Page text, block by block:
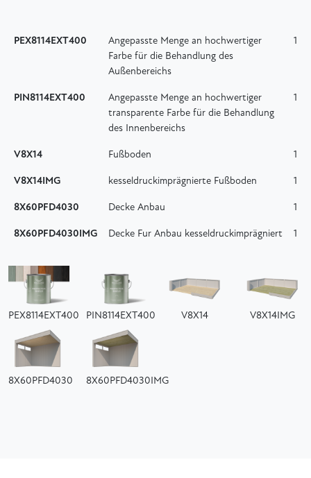
PEX8114EXT400
Angepasste Menge an hochwertiger
Farbe für die Behandlung des
Außenbereichs
1
PIN8114EXT400
Angepasste Menge an hochwertiger
transparente Farbe für die Behandlung
des Innenbereichs
1
V8X14 Fußboden 1
V8X14IMG kesseldruckimprägnierte Fußboden 1
8X60PFD4030 Decke Anbau 1
8X60PFD4030IMG Decke Fur Anbau kesseldruckimprägniert 1
PEX8114EXT400 PIN8114EXT400 V8X14 V8X14IMG
8X60PFD4030 8X60PFD4030IMG